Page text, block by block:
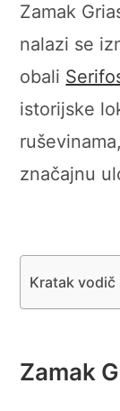
Zamak
nalazi se
obali
istorijske
značajnu
Kratak
Zamak